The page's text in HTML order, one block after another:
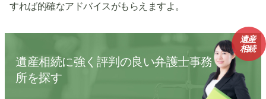
すれば的確なアドバイスがもらえますよ。
遺産相続に強く評判の良い弁護士事務
所を探す
遺産
相続